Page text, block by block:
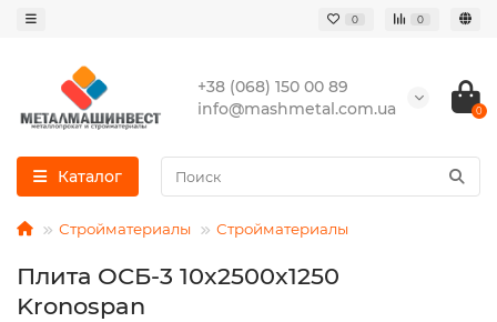
0 0
+38 (068) 150 00 89
info@mashmetal.com.ua
0
Каталог
Стройматериалы Стройматериалы
Плита ОСБ-3 10x2500x1250
Kronospan